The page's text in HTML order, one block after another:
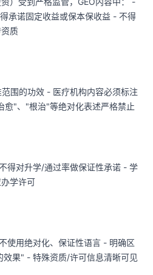
承诺固定收益或保本保收益 - 不得
质
围的功效 - 医疗机构内容必须标注
愈"、"根治"等绝对化表述严格禁止
得对升学/通过率做保证性承诺 - 学
学许可
使用绝对化、保证性语言 - 明确区
果" - 特殊资质/许可信息清晰可见